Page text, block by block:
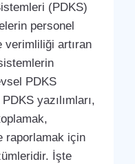
(PDKS)
personel
verimliliği artıran
PDKS
yazılımları,
raporlamak için
İşte